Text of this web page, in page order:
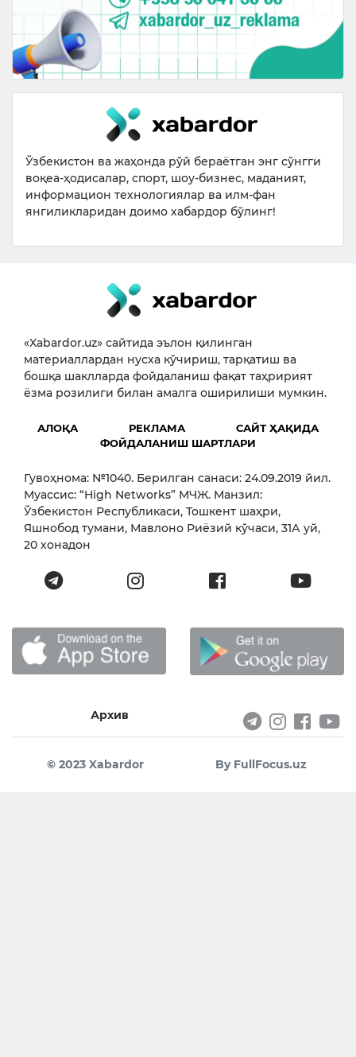
Ўзбекистон ва жаҳонда рўй бераётган энг сўнгги
воқеа-ҳодисалар, спорт, шоу-бизнес, маданият,
информацион технологиялар ва илм-фан
янгиликларидан доимо хабардор бўлинг!
«Xabardor.uz» сайтида эълон қилинган
материаллардан нусха кўчириш, тарқатиш ва
бошқа шаклларда фойдаланиш фақат таҳририят
ёзма розилиги билан амалга оширилиши мумкин.
АЛОҚА РЕКЛАМА
САЙТ ҲАҚИДА
ФОЙДАЛАНИШ ШАРТЛАРИ
Гувоҳнома: №1040. Берилган санаси: 24.09.2019 йил.
Муассис: “High Networks” МЧЖ. Манзил:
Ўзбекистон Республикаси, Тошкент шаҳри,
Яшнобод тумани, Мавлоно Риёзий кўчаси, 31А уй,
20 хонадон
Архив
© 2023 Xabardor By FullFocus.uz